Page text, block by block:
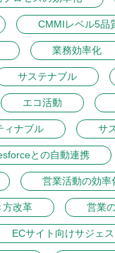
CMMIレベル5品
業務効率化
サステナブル
エコ活動
ィナブル サ
との自動連携
営業活動の効率
方改革 営業
ECサイト向けサジェ